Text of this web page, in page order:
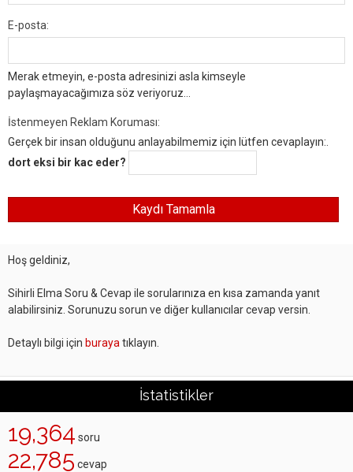
E-posta:
Merak etmeyin, e-posta adresinizi asla kimseyle
paylaşmayacağımıza söz veriyoruz...
İstenmeyen Reklam Koruması:
Gerçek bir insan olduğunu anlayabilmemiz için lütfen cevaplayın:.
dort eksi bir kac eder?
Hoş geldiniz,
Sihirli Elma Soru & Cevap ile sorularınıza en kısa zamanda yanıt
alabilirsiniz. Sorunuzu sorun ve diğer kullanıcılar cevap versin.
Detaylı bilgi için buraya tıklayın.
İstatistikler
19,364 soru
22,785 cevap